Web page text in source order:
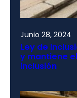
Junio 28, 2024
Ley de
y mantiene
inclusión